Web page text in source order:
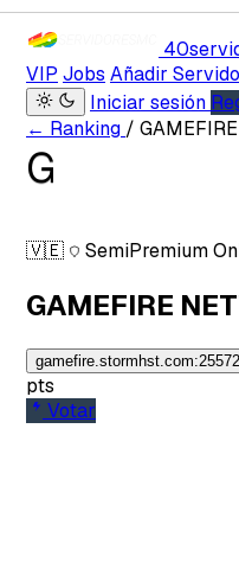
VIP Jobs Añadir
Iniciar sesión
← Ranking /
G
🇻🇪 SemiPremium
GAMEFIRE
gamefire.stormhst.com:25572
pts
Votar